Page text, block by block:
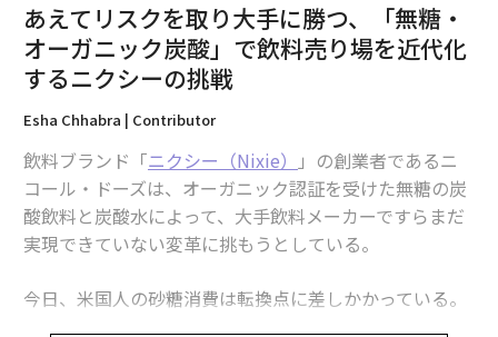
あえてリスクを取り大手に勝つ、「無糖・
オーガニック炭酸」で飲料売り場を近代化
するニクシーの挑戦
Esha Chhabra | Contributor
飲料ブランド「ニクシー（Nixie）
」の創業者であるニ
コール・ドーズは、オーガニック認証を受けた無糖の炭
酸飲料と炭酸水によって、大手飲料メーカーですらまだ
実現できていない変革に挑もうとしている。
今日、米国人の砂糖消費は転換点に差しかかっている。